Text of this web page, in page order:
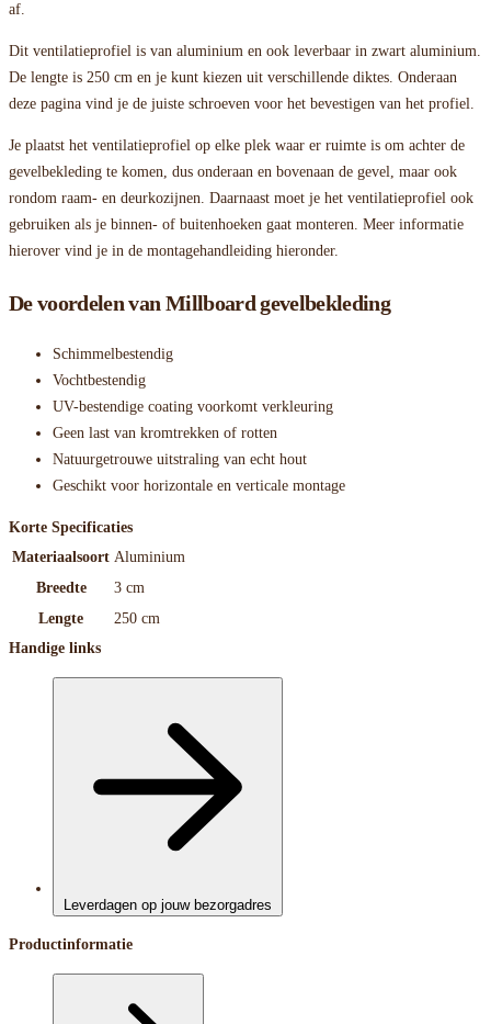
af.
Dit ventilatieprofiel is van aluminium en ook leverbaar in zwart aluminium.
De lengte is 250 cm en je kunt kiezen uit verschillende diktes. Onderaan
deze pagina vind je de juiste schroeven voor het bevestigen van het profiel.
Je plaatst het ventilatieprofiel op elke plek waar er ruimte is om achter de
gevelbekleding te komen, dus onderaan en bovenaan de gevel, maar ook
rondom raam- en deurkozijnen. Daarnaast moet je het ventilatieprofiel ook
gebruiken als je binnen- of buitenhoeken gaat monteren. Meer informatie
hierover vind je in de montagehandleiding hieronder.
De voordelen van Millboard gevelbekleding
Schimmelbestendig
Vochtbestendig
UV-bestendige coating voorkomt verkleuring
Geen last van kromtrekken of rotten
Natuurgetrouwe uitstraling van echt hout
Geschikt voor horizontale en verticale montage
Korte Specificaties
Materiaalsoort Aluminium
Breedte
3 cm
Lengte
250 cm
Handige links
Leverdagen op jouw bezorgadres
Productinformatie